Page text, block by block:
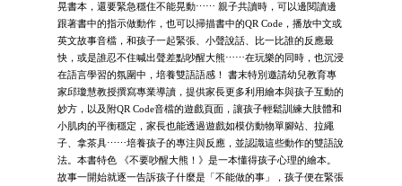
晃書本，還要緊急穩住不能晃動⋯⋯ 親子共讀時，可以邊閱讀邊
跟著書中的指示做動作，也可以掃描書中的QR Code，播放中文或
英文故事音檔，和孩子一起緊張、小聲說話、比一比誰的反應最
快，或是誰忍不住喊出聲差點吵醒大熊⋯⋯在玩樂的同時，也沉浸
在語言學習的氛圍中，培養雙語語感！ 書末特別邀請幼兒教育專
家邱瓊慧教授撰寫專業導讀，提供家長更多利用繪本與孩子互動的
妙方，以及附QR Code音檔的遊戲頁面，讓孩子輕鬆訓練大肢體和
小肌肉的平衡穩定，家長也能透過遊戲如模仿動物單腳站、拉繩
子、拿茶具⋯⋯培養孩子的專注與反應，並認識這些動作的雙語說
法。本書特色 《不要吵醒大熊！》是一本懂得孩子心理的繪本。
故事一開始就逐一告訴孩子什麼是「不能做的事」，孩子便在緊張